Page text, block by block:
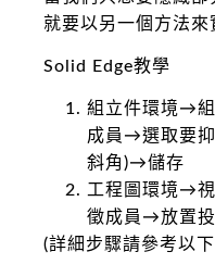
就要以另一個方法來
Solid Edge教學
組立件環境→
成員→選取要
斜角)→儲存
工程圖環境→
徵成員→放置投
(詳細步驟請參考以